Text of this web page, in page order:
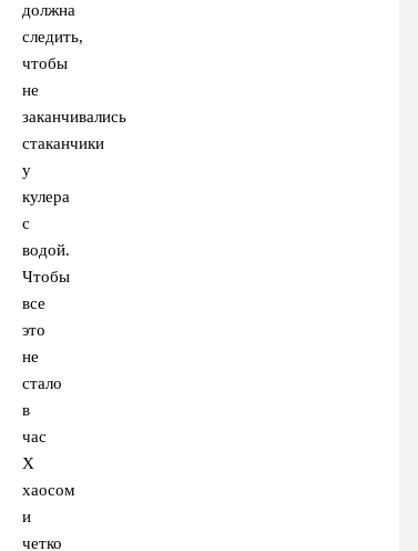
должна
следить,
чтобы
не
заканчивались
стаканчики
у
кулера
с
водой.
Чтобы
все
это
не
стало
в
час
Х
хаосом
и
четко